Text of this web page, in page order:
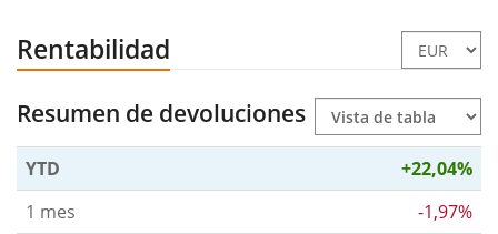
Rentabilidad
Resumen de devoluciones
YTD
+22,04%
1 mes
-1,97%